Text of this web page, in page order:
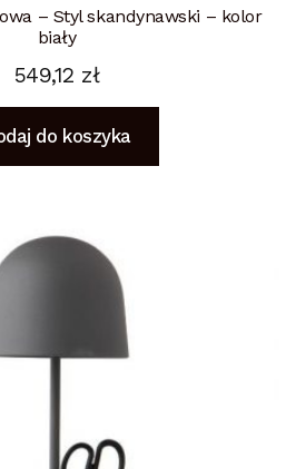
– Styl skandynawski – kolor
biały
549,12 zł
do koszyka